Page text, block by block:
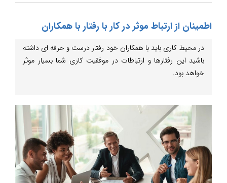
اطمینان از ارتباط موثر در کار با رفتار با همکاران
در محیط کاری باید با همکاران خود رفتار درست و حرفه ای داشته
باشید این رفتارها و ارتباطات در موفقیت کاری شما بسیار موثر
خواهد بود.